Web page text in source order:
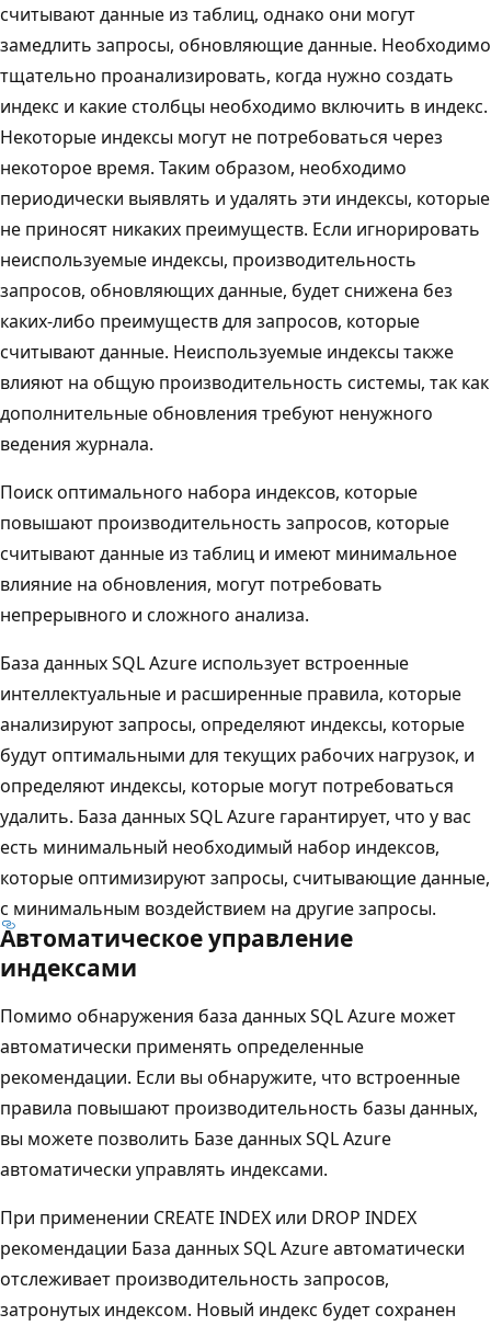
считывают данные из таблиц, однако они могут
замедлить запросы, обновляющие данные. Необходимо
тщательно проанализировать, когда нужно создать
индекс и какие столбцы необходимо включить в индекс.
Некоторые индексы могут не потребоваться через
некоторое время. Таким образом, необходимо
периодически выявлять и удалять эти индексы, которые
не приносят никаких преимуществ. Если игнорировать
неиспользуемые индексы, производительность
запросов, обновляющих данные, будет снижена без
каких-либо преимуществ для запросов, которые
считывают данные. Неиспользуемые индексы также
влияют на общую производительность системы, так как
дополнительные обновления требуют ненужного
ведения журнала.
Поиск оптимального набора индексов, которые
повышают производительность запросов, которые
считывают данные из таблиц и имеют минимальное
влияние на обновления, могут потребовать
непрерывного и сложного анализа.
База данных SQL Azure использует встроенные
интеллектуальные и расширенные правила, которые
анализируют запросы, определяют индексы, которые
будут оптимальными для текущих рабочих нагрузок, и
определяют индексы, которые могут потребоваться
удалить. База данных SQL Azure гарантирует, что у вас
есть минимальный необходимый набор индексов,
которые оптимизируют запросы, считывающие данные,
с минимальным воздействием на другие запросы.
Автоматическое управление
индексами
Помимо обнаружения база данных SQL Azure может
автоматически применять определенные
рекомендации. Если вы обнаружите, что встроенные
правила повышают производительность базы данных,
вы можете позволить Базе данных SQL Azure
автоматически управлять индексами.
При применении CREATE INDEX или DROP INDEX
рекомендации База данных SQL Azure автоматически
отслеживает производительность запросов,
затронутых индексом. Новый индекс будет сохранен